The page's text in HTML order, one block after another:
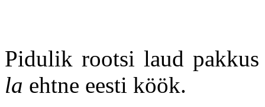
Pidulik rootsi laud
la ehtne eesti köök.